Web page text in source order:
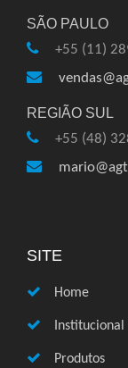
SÃO PAULO
+55 (11)
REGIÃO SUL
+55 (48)
SITE
Home
Institucional
Produtos